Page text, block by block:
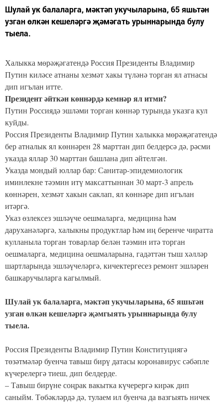
Шулай ук балаларга, мәктәп укучыларына, 65 яшьтән
узган өлкән кешеләргә җәмәгать урыннарында булу
тыела.
Халыкка мөрәҗәгатендә Россия Президенты Владимир
Путин киләсе атнаны хезмәт хакы түләнә торган ял атнасы
дип игълан итте.
Президент әйткән көннәрдә кемнәр ял итми?
Путин Россиядә эшләми торган көннәр турында указга кул
куйды.
Россия Президенты Владимир Путин халыкка мөрәҗәгатендә
бер атналык ял көннәрен 28 марттан дип белдерсә дә, рәсми
указда яллар 30 марттан башлана дип әйтелгән.
Указда мондый юллар бар: Санитар-эпидемиологик
иминлекне тәэмин итү максаттыннан 30 март-3 апрель
көннәрен, хезмәт хакын саклап, ял көннәре дип игълан
итәргә.
Указ өзлексез эшләүче оешмаларга, медицина һәм
даруханәләргә, халыкны продуктлар һәм иң беренче чиратта
кулланыла торган товарлар белән тәэмин итә торган
оешмаларга, медицина оешмаларына, гадәттән тыш хәлләр
шартларында эшләүчеләргә, кичектергесез ремонт эшләрен
башкаручыларга кагылмый.
Шулай ук балаларга, мәктәп укучыларына, 65 яшьтән
узган өлкән кешеләргә җәмгыять урыннарында булу
тыела.
Россия Президенты Владимир Путин Конституциягә
төзәтмәләр буенча тавыш бирү датасы коронавирус сәбәпле
күчерелергә тиеш, дип белдерде.
– Тавыш бирүне соңрак вакытка күчерергә кирәк дип
саныйм. Төбәкләрдә дә, тулаем ил буенча да вазгыять ничек